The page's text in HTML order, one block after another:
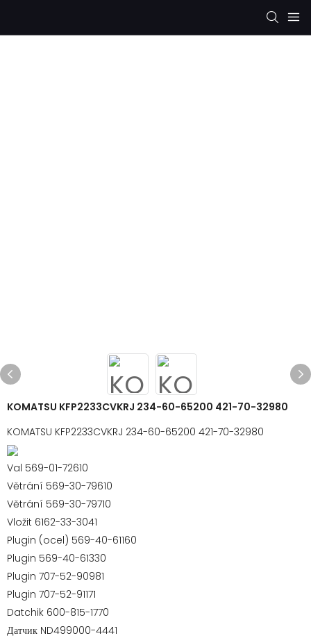
KOMATSU KFP2233CVKRJ 234-60-65200 421-70-32980
KOMATSU KFP2233CVKRJ 234-60-65200 421-70-32980
Val 569-01-72610
Větrání 569-30-79610
Větrání 569-30-79710
Vložit 6162-33-3041
Plugin (ocel) 569-40-61160
Plugin 569-40-61330
Plugin 707-52-90981
Plugin 707-52-91171
Datchik 600-815-1770
Датчик ND499000-4441